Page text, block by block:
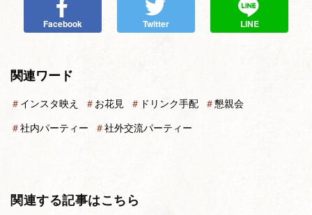
Facebook Twitter LINE
関連ワード
＃ インスタ映え ＃ お花見 ＃ ドリンク手配 ＃懇親会
＃社内パーティー ＃社外交流パーティー
関連する記事はこちら